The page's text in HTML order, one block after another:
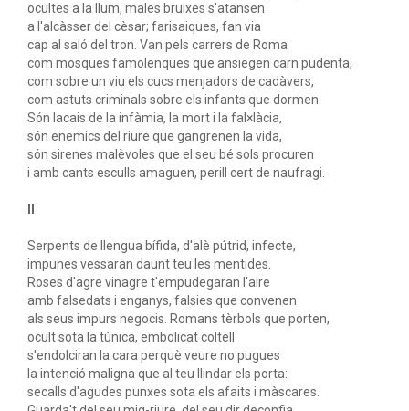
ocultes a la llum, males bruixes s'atansen
a l'alcàsser del cèsar; farisaiques, fan via
cap al saló del tron. Van pels carrers de Roma
com mosques famolenques que ansiegen carn pudenta,
com sobre un viu els cucs menjadors de cadàvers,
com astuts criminals sobre els infants que dormen.
Són lacais de la infàmia, la mort i la fal×làcia,
són enemics del riure que gangrenen la vida,
són sirenes malèvoles que el seu bé sols procuren
i amb cants esculls amaguen, perill cert de naufragi.
Serpents de llengua bífida, d'alè pútrid, infecte,
impunes vessaran daunt teu les mentides.
Roses d'agre vinagre t'empudegaran l'aire
amb falsedats i enganys, falsies que convenen
als seus impurs negocis. Romans tèrbols que porten,
ocult sota la túnica, embolicat coltell
s'endolciran la cara perquè veure no pugues
la intenció maligna que al teu llindar els porta:
secalls d'agudes punxes sota els afaits i màscares.